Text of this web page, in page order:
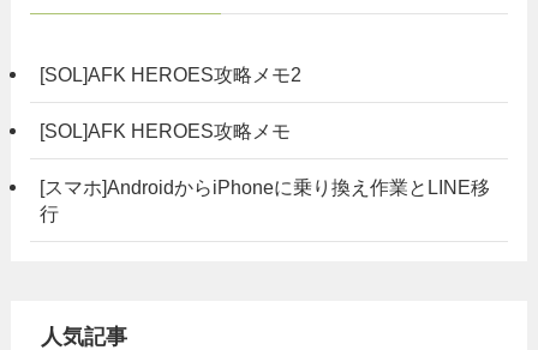
[SOL]AFK HEROES攻略メモ2
[SOL]AFK HEROES攻略メモ
[スマホ]AndroidからiPhoneに乗り換え作業とLINE移
行
人気記事